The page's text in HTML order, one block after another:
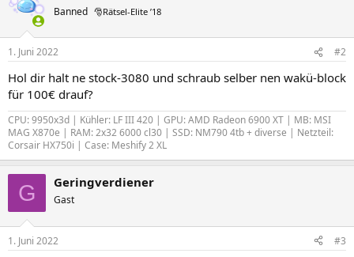
Banned 🎅Rätsel-Elite ’18
1. Juni 2022 #2
Hol dir halt ne stock-3080 und schraub selber nen wakü-block
für 100€ drauf?
CPU: 9950x3d | Kühler: LF III 420 | GPU: AMD Radeon 6900 XT | MB: MSI
MAG X870e | RAM: 2x32 6000 cl30 | SSD: NM790 4tb + diverse | Netzteil:
Corsair HX750i | Case: Meshify 2 XL
G Geringverdiener
Gast
1. Juni 2022 #3